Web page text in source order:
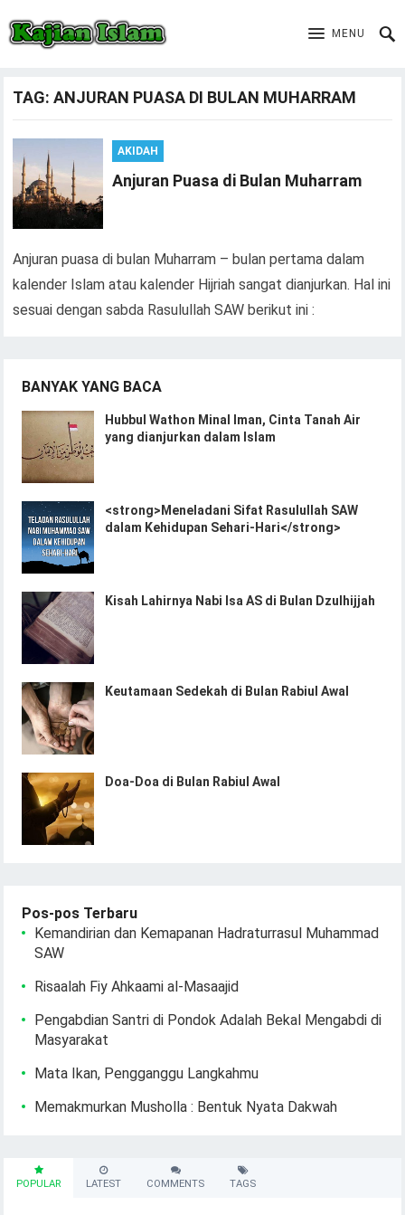
MENU
TAG:ANJURAN PUASA DI BULAN MUHARRAM
AKIDAH
Anjuran Puasa di Bulan Muharram
Anjuran puasa di bulan Muharram – bulan pertama dalam
kalender Islam atau kalender Hijriah sangat dianjurkan. Hal ini
sesuai dengan sabda Rasulullah SAW berikut ini :
BANYAK YANG BACA
Hubbul Wathon Minal Iman, Cinta Tanah Air
yang dianjurkan dalam Islam
<strong>Meneladani Sifat Rasulullah SAW
dalam Kehidupan Sehari-Hari</strong>
Kisah Lahirnya Nabi Isa AS di Bulan Dzulhijjah
Keutamaan Sedekah di Bulan Rabiul Awal
Doa-Doa di Bulan Rabiul Awal
Pos-pos Terbaru
Kemandirian dan Kemapanan Hadraturrasul Muhammad
SAW
Risaalah Fiy Ahkaami al-Masaajid
Pengabdian Santri di Pondok Adalah Bekal Mengabdi di
Masyarakat
Mata Ikan, Pengganggu Langkahmu
Memakmurkan Musholla : Bentuk Nyata Dakwah
POPULAR LATEST COMMENTS TAGS